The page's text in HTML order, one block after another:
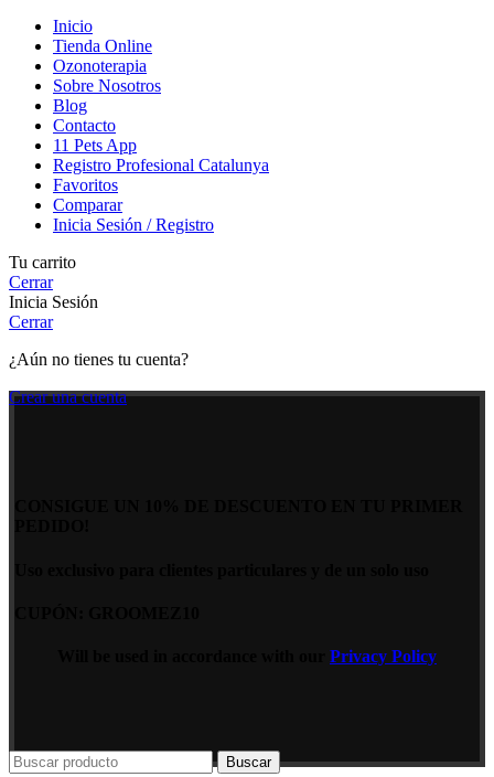
Inicio
Tienda Online
Ozonoterapia
Sobre Nosotros
Blog
Contacto
11 Pets App
Registro Profesional Catalunya
Favoritos
Comparar
Inicia Sesión / Registro
Tu carrito
Cerrar
Inicia Sesión
Cerrar
¿Aún no tienes tu cuenta?
Crear una cuenta
Privacy Policy
Buscar